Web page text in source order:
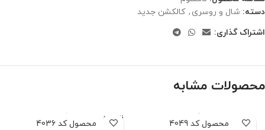
دسته: شال و روسری , کالکشن جدید
اشتراک گذاری:
محصولات مشابه
محصول کد 4049
ناموجود
محصول کد 4036